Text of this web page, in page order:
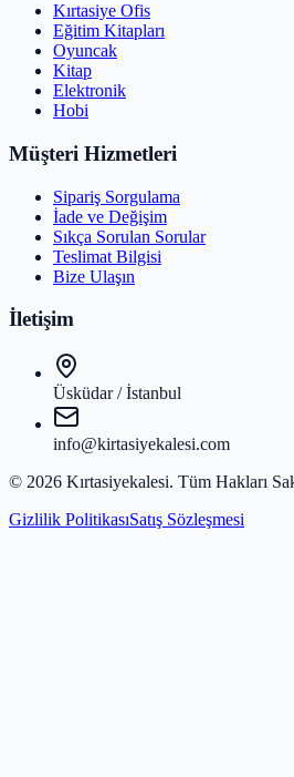
Kırtasiye Ofis
Eğitim Kitapları
Oyuncak
Kitap
Elektronik
Hobi
Müşteri Hizmetleri
Sipariş Sorgulama
İade ve Değişim
Sıkça Sorulan Sorular
Teslimat Bilgisi
Bize Ulaşın
İletişim
Üsküdar / İstanbul
info@kirtasiyekalesi.com
© 2026 Kırtasiyekalesi. Tüm Hakları
Gizlilik PolitikasıSatış Sözleşmesi